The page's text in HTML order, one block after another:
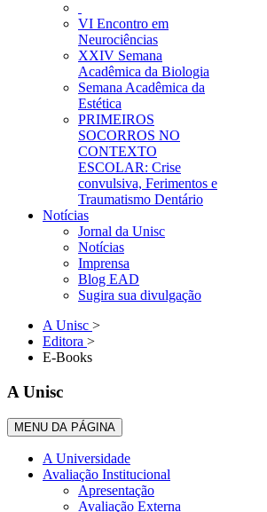
VI Encontro em
Neurociências
XXIV Semana
Acadêmica da Biologia
Semana Acadêmica da
Estética
PRIMEIROS
SOCORROS NO
CONTEXTO
ESCOLAR: Crise
convulsiva, Ferimentos e
Traumatismo Dentário
Notícias
Jornal da Unisc
Notícias
Imprensa
Blog EAD
Sugira sua divulgação
A Unisc >
Editora >
E-Books
A Unisc
MENU DA PÁGINA
A Universidade
Avaliação Institucional
Apresentação
Avaliação Externa